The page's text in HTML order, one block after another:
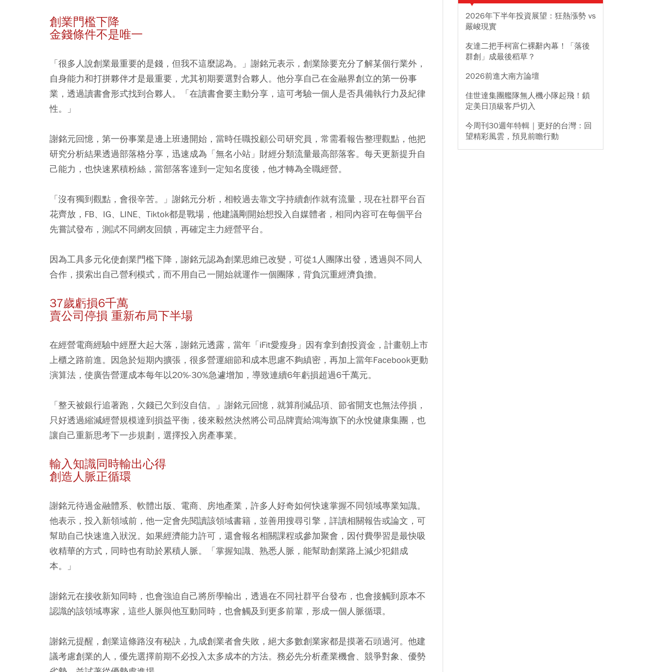
創業門檻下降
金錢條件不是唯一
「很多人說創業最重要的是錢，但我不這麼認為。」謝銘元表示，創業除要充分了解某個行業外，
自身能力和打拼夥伴才是最重要，尤其初期要選對合夥人。他分享自己在金融界創立的第一份事
業，透過讀書會形式找到合夥人。「在讀書會要主動分享，這可考驗一個人是否具備執行力及紀律
性。」
謝銘元回憶，第一份事業是邊上班邊開始，當時任職投顧公司研究員，常需看報告整理觀點，他把
研究分析結果透過部落格分享，迅速成為「無名小站」財經分類流量最高部落客。每天更新提升自
己能力，也快速累積粉絲，當部落客達到一定知名度後，他才轉為全職經營。
「沒有獨到觀點，會很辛苦。」謝銘元分析，相較過去靠文字持續創作就有流量，現在社群平台百
花齊放，FB、IG、LINE、Tiktok都是戰場，他建議剛開始想投入自媒體者，相同內容可在每個平台
先嘗試發布，測試不同網友回饋，再確定主力經營平台。
因為工具多元化使創業門檻下降，謝銘元認為創業思維已改變，可從1人團隊出發，透過與不同人
合作，摸索出自己營利模式，而不用自己一開始就運作一個團隊，背負沉重經濟負擔。
37歲虧損6千萬
賣公司停損 重新布局下半場
在經營電商經驗中經歷大起大落，謝銘元透露，當年「iFit愛瘦身」因有拿到創投資金，計畫朝上市
上櫃之路前進。因急於短期內擴張，很多營運細節和成本思慮不夠縝密，再加上當年Facebook更動
演算法，使廣告營運成本每年以20%-30%急遽增加，導致連續6年虧損超過6千萬元。
「整天被銀行追著跑，欠錢已欠到沒自信。」謝銘元回憶，就算削減品項、節省開支也無法停損，
只好透過縮減經營規模達到損益平衡，後來毅然決然將公司品牌賣給鴻海旗下的永悅健康集團，也
讓自己重新思考下一步規劃，選擇投入房產事業。
輸入知識同時輸出心得
創造人脈正循環
謝銘元待過金融體系、軟體出版、電商、房地產業，許多人好奇如何快速掌握不同領域專業知識。
他表示，投入新領域前，他一定會先閱讀該領域書籍，並善用搜尋引擎，詳讀相關報告或論文，可
幫助自己快速進入狀況。如果經濟能力許可，還會報名相關課程或參加聚會，因付費學習是最快吸
收精華的方式，同時也有助於累積人脈。「掌握知識、熟悉人脈，能幫助創業路上減少犯錯成
本。」
謝銘元在接收新知同時，也會強迫自己將所學輸出，透過在不同社群平台發布，也會接觸到原本不
認識的該領域專家，這些人脈與他互動同時，也會觸及到更多前輩，形成一個人脈循環。
謝銘元提醒，創業這條路沒有秘訣，九成創業者會失敗，絕大多數創業家都是摸著石頭過河。他建
議考慮創業的人，優先選擇前期不必投入太多成本的方法。務必先分析產業機會、競爭對象、優勢
2026年下半年投資展望：狂熱漲勢 vs
嚴峻現實
友達二把手柯富仁裸辭內幕！「落後
群創」成最後稻草？
2026前進大南方論壇
佳世達集團艦隊無人機小隊起飛！鎖
定美日頂級客戶切入
今周刊30週年特輯｜更好的台灣：回
望精彩風雲，預見前瞻行動